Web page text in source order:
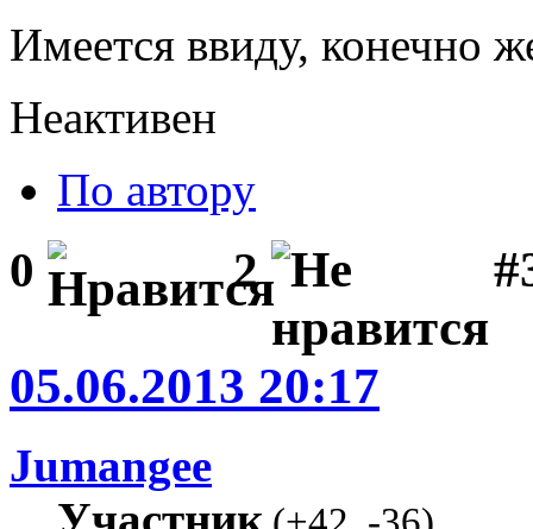
Имеется ввиду, конечно
Неактивен
По автору
0 2
05.06.2013 20:17
Jumangee